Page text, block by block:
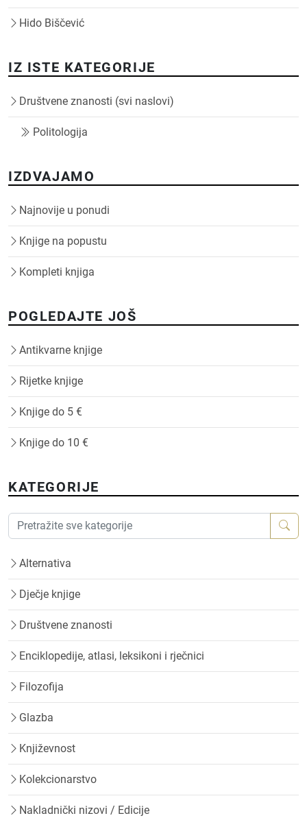
Hido Biščević
IZ ISTE KATEGORIJE
Društvene znanosti (svi naslovi)
Politologija
IZDVAJAMO
Najnovije u ponudi
Knjige na popustu
Kompleti knjiga
POGLEDAJTE JOŠ
Antikvarne knjige
Rijetke knjige
Knjige do 5 €
Knjige do 10 €
KATEGORIJE
Alternativa
Dječje knjige
Društvene znanosti
Enciklopedije, atlasi, leksikoni i rječnici
Filozofija
Glazba
Književnost
Kolekcionarstvo
Nakladnički nizovi / Edicije